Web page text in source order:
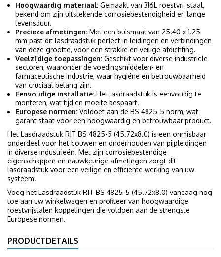
Hoogwaardig materiaal: Gemaakt van 316L roestvrij staal,
bekend om zijn uitstekende corrosiebestendigheid en lange
levensduur.
Precieze afmetingen: Met een buismaat van 25.40 x 1.25
mm past dit lasdraadstuk perfect in leidingen en verbindingen
van deze grootte, voor een strakke en veilige afdichting.
Veelzijdige toepassingen: Geschikt voor diverse industriële
sectoren, waaronder de voedingsmiddelen- en
farmaceutische industrie, waar hygiëne en betrouwbaarheid
van cruciaal belang zijn.
Eenvoudige installatie: Het lasdraadstuk is eenvoudig te
monteren, wat tijd en moeite bespaart.
Europese normen: Voldoet aan de BS 4825-5 norm, wat
garant staat voor een hoogwaardig en betrouwbaar product.
Het Lasdraadstuk RJT BS 4825-5 (45.72x8.0) is een onmisbaar
onderdeel voor het bouwen en onderhouden van pijpleidingen
in diverse industrieën. Met zijn corrosiebestendige
eigenschappen en nauwkeurige afmetingen zorgt dit
lasdraadstuk voor een veilige en efficiënte werking van uw
systeem.
Voeg het Lasdraadstuk RJT BS 4825-5 (45.72x8.0) vandaag nog
toe aan uw winkelwagen en profiteer van hoogwaardige
roestvrijstalen koppelingen die voldoen aan de strengste
Europese normen.
PRODUCTDETAILS